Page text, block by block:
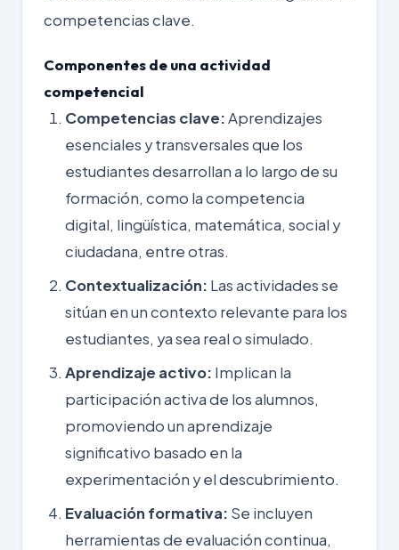
competencias clave.
Componentes de una actividad
competencial
Competencias clave:Aprendizajes
esenciales y transversales que los
estudiantes desarrollan a lo largo de su
formación, como la competencia
digital, lingüística, matemática, social y
ciudadana, entre otras.
Contextualización: Las actividades se
sitúan en un contexto relevante para los
estudiantes, ya sea real o simulado.
Aprendizaje activo: Implican la
participación activa de los alumnos,
promoviendo un aprendizaje
significativo basado en la
experimentación y el descubrimiento.
Evaluación formativa: Se incluyen
herramientas de evaluación continua,